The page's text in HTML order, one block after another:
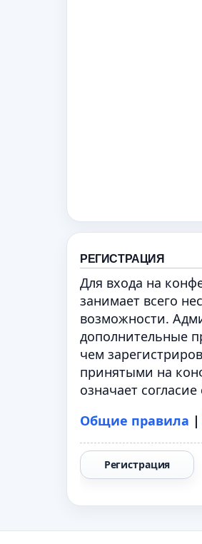
РЕГИСТРАЦИЯ
Для входа на
занимает всего
возможности.
дополнительные
чем
принятыми на
означает
Общие правила |
Регистрация